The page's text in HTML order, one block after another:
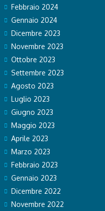
Febbraio 2024
Gennaio 2024
Dicembre 2023
Novembre 2023
Ottobre 2023
Settembre 2023
Agosto 2023
Luglio 2023
Giugno 2023
Maggio 2023
Aprile 2023
Marzo 2023
Febbraio 2023
Gennaio 2023
Dicembre 2022
Novembre 2022